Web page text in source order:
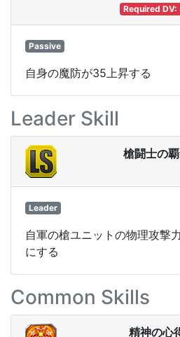
Required DV:
Passive
自身の魔防が35上昇する
Leader Skill
槍闘士の
Leader
自軍の槍ユニットの物理攻撃
にする
Common Skills
精神の心